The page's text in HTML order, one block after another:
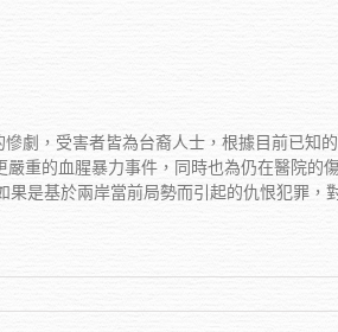
劇，受害者皆為台裔人士，根據目前已知
重的血腥暴力事件，同時也為仍在醫院的
是基於兩岸當前局勢而引起的仇恨犯罪，